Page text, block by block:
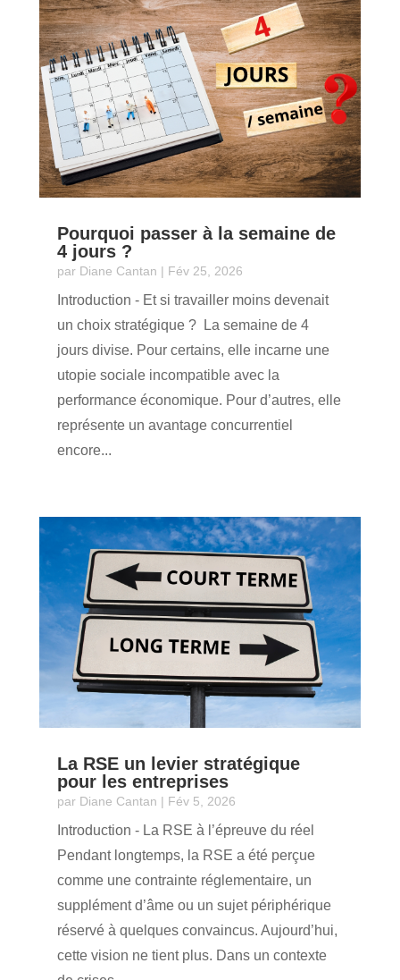
Pourquoi passer à la semaine de
4 jours ?
par Diane Cantan | Fév 25, 2026
Introduction - Et si travailler moins devenait
un choix stratégique ? La semaine de 4
jours divise. Pour certains, elle incarne une
utopie sociale incompatible avec la
performance économique. Pour d’autres, elle
représente un avantage concurrentiel
encore...
La RSE un levier stratégique
pour les entreprises
par Diane Cantan | Fév 5, 2026
Introduction - La RSE à l’épreuve du réel
Pendant longtemps, la RSE a été perçue
comme une contrainte réglementaire, un
supplément d’âme ou un sujet périphérique
réservé à quelques convaincus. Aujourd’hui,
cette vision ne tient plus. Dans un contexte